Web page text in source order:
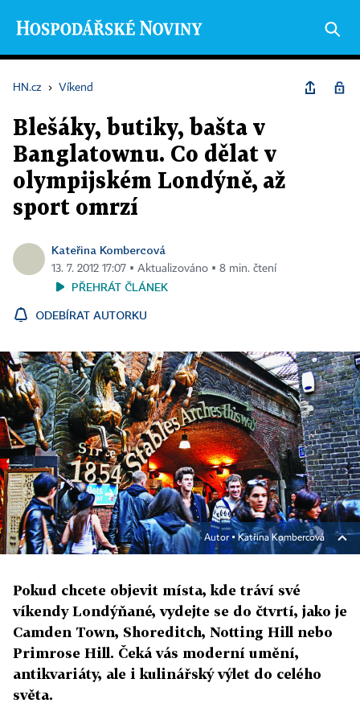
HN.cz › Víkend
Blešáky, butiky, bašta v
Banglatownu. Co dělat v
olympijském Londýně, až
sport omrzí
Kateřina Kombercová
13. 7. 2012 17:07 ▪ Aktualizováno ▪ 8 min. čtení
PŘEHRÁT ČLÁNEK
ODEBÍRAT AUTORKU
Autor ▪Katřina Kombercová
Pokud chcete objevit místa, kde tráví své
víkendy Londýňané, vydejte se do čtvrtí, jako je
Camden Town, Shoreditch, Notting Hill nebo
Primrose Hill. Čeká vás moderní umění,
antikvariáty, ale i kulinářský výlet do celého
světa.